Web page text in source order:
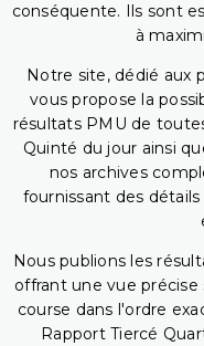
conséquente. Ils sont
à
Notre site, dédié aux
vous propose la
résultats PMU de
Quinté du jour ainsi
nos archives
fournissant des
Nous publions les
offrant une vue précise
course dans l'ordre
Rapport Tiercé